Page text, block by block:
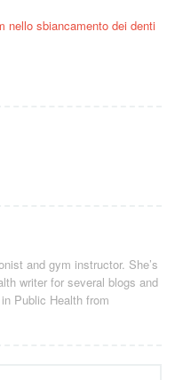
nello sbiancamento dei denti
and gym instructor. She’s
writer for several blogs and
Public Health from